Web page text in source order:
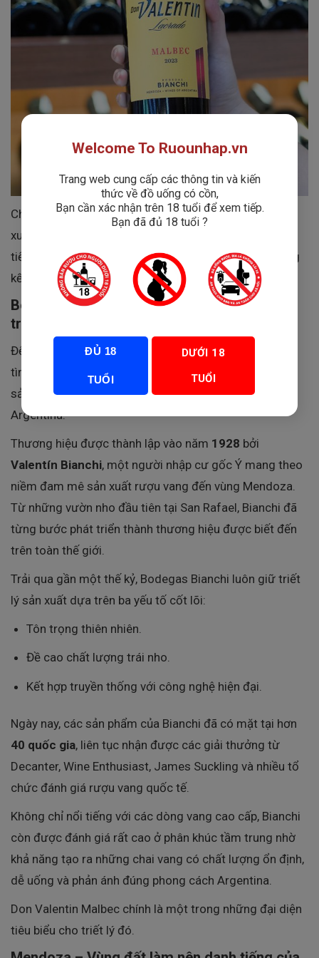
Chai vang được tạo nên bởiBodegas Bianchi, nhà sản
xuất rượu vang danh tiếng thành lập từ năm
tiếng với gần một thế kỷ gìn giữ truyền thống làm vang
kết hợp cùng công nghệ hiện đại.
Bodegas Bianchi – Gần 100 năm gìn giữ
truyền thống rượu vang Argentina
Để hiểu giá trị của Don Valentin Malbec, trước tiên cần
tìm hiểu về
Bodegas Bianchi
– một trong những nhà
sản xuất rượu vang lâu đời và danh tiếng nhất
Argentina.
Thương hiệu được thành lập vào năm 1928 bởi
Valentín Bianchi, một người nhập cư gốc Ý mang theo
niềm đam mê sản xuất rượu vang đến vùng Mendoza.
Từ những vườn nho đầu tiên tại San Rafael, Bianchi đã
từng bước phát triển thành thương hiệu được biết đến
trên toàn thế giới.
Trải qua gần một thế kỷ, Bodegas Bianchi luôn giữ triết
lý sản xuất dựa trên ba yếu tố cốt lõi:
Tôn trọng thiên nhiên.
Đề cao chất lượng trái nho.
Kết hợp truyền thống với công nghệ hiện đại.
Ngày nay, các sản phẩm của Bianchi đã có mặt tại hơn
40 quốc gia, liên tục nhận được các giải thưởng từ
Decanter, Wine Enthusiast, James Suckling và nhiều tổ
chức đánh giá rượu vang quốc tế.
Không chỉ nổi tiếng với các dòng vang cao cấp, Bianchi
còn được đánh giá rất cao ở phân khúc tầm trung nhờ
khả năng tạo ra những chai vang có chất lượng ổn định,
dễ uống và phản ánh đúng phong cách Argentina.
Don Valentin Malbec chính là một trong những đại diện
tiêu biểu cho triết lý đó.
Welcome To Ruounhap.vn
Trang web cung cấp các thông tin và kiến
thức về đồ uống có cồn,
Bạn cần xác nhận trên 18 tuổi để xem tiếp.
Bạn đã đủ 18 tuổi ?
ĐỦ 18
TUỔI
DƯỚI 18
TUỔI